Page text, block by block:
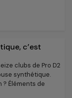
c’est
clubs de Pro D2
synthétique.
Éléments de